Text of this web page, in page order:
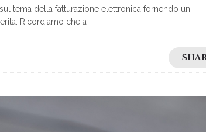
tema della fatturazione elettronica fornendo un
Ricordiamo che a